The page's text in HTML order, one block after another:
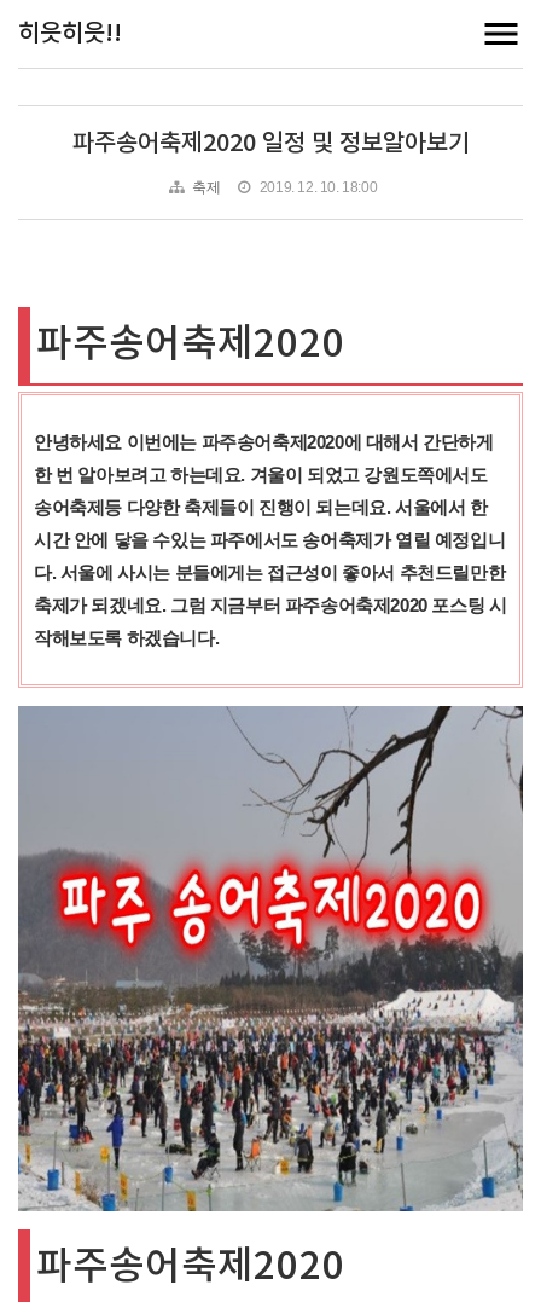
히읏히읏!!
파주송어축제2020 일정 및 정보알아보기
축제 2019. 12. 10. 18:00
파주송어축제2020
안녕하세요 이번에는 파주송어축제2020에 대해서 간단하게
한 번 알아보려고 하는데요. 겨울이 되었고 강원도쪽에서도
송어축제등 다양한 축제들이 진행이 되는데요. 서울에서 한
시간 안에 닿을 수있는 파주에서도 송어축제가 열릴 예정입니
다. 서울에 사시는 분들에게는 접근성이 좋아서 추천드릴만한
축제가 되겠네요. 그럼 지금부터 파주송어축제2020 포스팅 시
작해보도록 하겠습니다.
파주송어축제2020